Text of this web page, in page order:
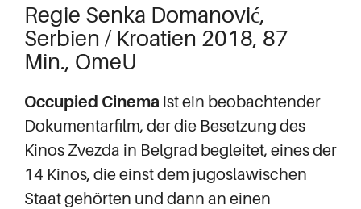
Regie Senka Domanović,
Serbien / Kroatien 2018, 87
Min., OmeU
Occupied Cinema ist ein beobachtender
Dokumentarfilm, der die Besetzung des
Kinos Zvezda in Belgrad begleitet, eines der
14 Kinos, die einst dem jugoslawischen
Staat gehörten und dann an einen